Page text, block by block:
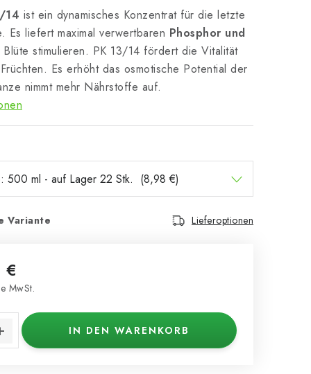
14 ist ein dynamisches Konzentrat für die letzte
Es liefert maximal verwertbaren Phosphor und
stimulieren. PK 13/14 fördert die Vitalität
Es erhöht das osmotische Potential der
nimmt mehr Nährstoffe auf.
Variante Lieferoptionen
€
MwSt.
IN DEN WARENKORB